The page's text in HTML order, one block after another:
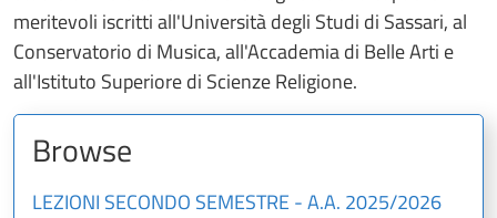
meritevoli iscritti all'Università degli Studi di Sassari, al
Conservatorio di Musica, all'Accademia di Belle Arti e
all'Istituto Superiore di Scienze Religione.
Browse
LEZIONI SECONDO SEMESTRE - A.A. 2025/2026